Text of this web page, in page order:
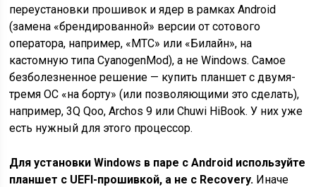
переустановки прошивок и ядер в рамках Android
(замена «брендированной» версии от сотового
оператора, например, «МТС» или «Билайн», на
кастомную типа CyanogenMod), а не Windows. Самое
безболезненное решение — купить планшет с двумя-
тремя ОС «на борту» (или позволяющими это сделать),
например, 3Q Qoo, Archos 9 или Chuwi HiBook. У них уже
есть нужный для этого процессор.
Для установки Windows в паре с Android используйте
планшет с UEFI-прошивкой, а не с Recovery. Иначе